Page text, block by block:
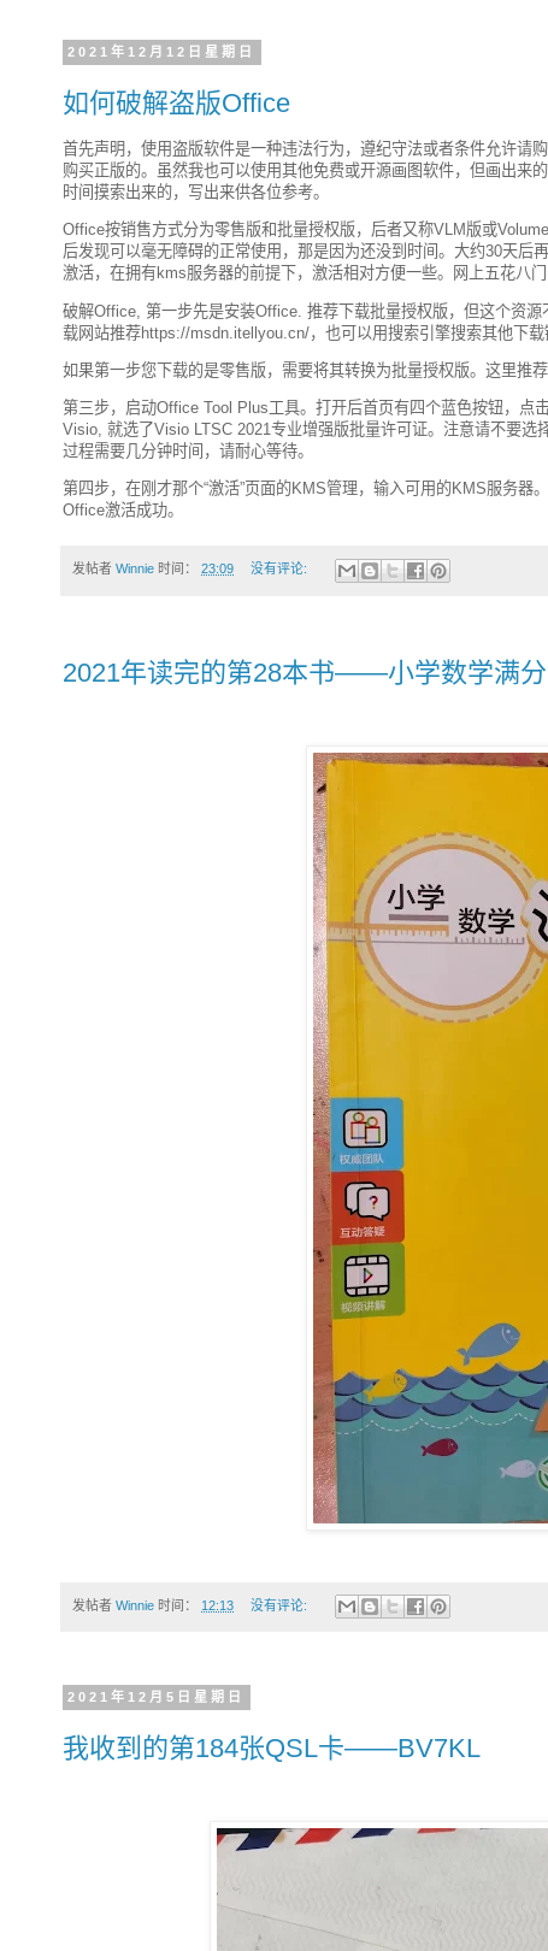
2021年12月12日星期日
如何破解盗版Office
首先声明，使用盗版软件是一种违法行为，遵纪守法或者条件允许请
购买正版的。虽然我也可以使用其他免费或开源画图软件，但画出来
时间摸索出来的，写出来供各位参考。
Office按销售方式分为零售版和批量授权版，后者又称VLM版或
后发现可以毫无障碍的正常使用，那是因为还没到时间。大约30天
激活，在拥有kms服务器的前提下，激活相对方便一些。网上五花八
破解Office, 第一步先是安装Office. 推荐下载批量授权版，但这个资
载网站推荐https://msdn.itellyou.cn/，也可以用搜索引擎搜索其他下
如果第一步您下载的是零售版，需要将其转换为批量授权版。这里推
第三步，启动Office Tool Plus工具。打开后首页有四个蓝色按钮，点
Visio, 就选了Visio LTSC 2021专业增强版批量许可证。注意请不要选
过程需要几分钟时间，请耐心等待。
第四步，在刚才那个“激活”页面的KMS管理，输入可用的KMS服务器
Office激活成功。
发帖者 Winnie 时间： 23:09 没有评论:
2021年读完的第28本书——小学数学满分
发帖者 Winnie 时间： 12:13 没有评论:
2021年12月5日星期日
我收到的第184张QSL卡——BV7KL